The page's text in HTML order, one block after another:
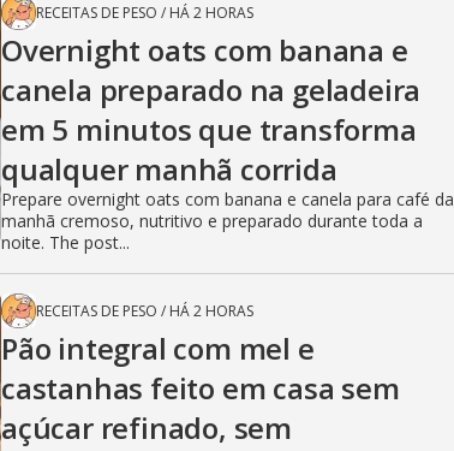
RECEITAS DE PESO / HÁ 2 HORAS
Overnight oats com banana e
canela preparado na geladeira
em 5 minutos que transforma
qualquer manhã corrida
Prepare overnight oats com banana e canela para café da
manhã cremoso, nutritivo e preparado durante toda a
noite. The post...
RECEITAS DE PESO / HÁ 2 HORAS
Pão integral com mel e
castanhas feito em casa sem
açúcar refinado, sem